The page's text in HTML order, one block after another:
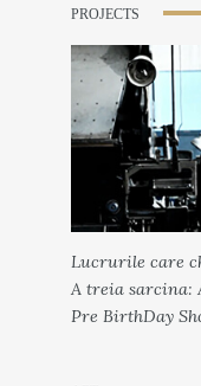
PROJECTS
Lucrurile care
A treia sarcina:
Pre BirthDay